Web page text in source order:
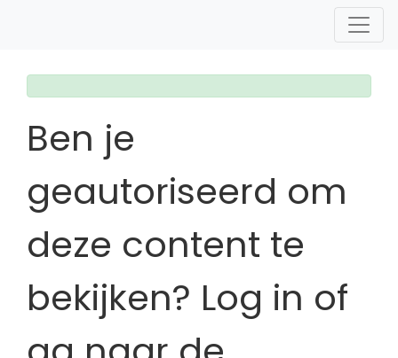
Ben je
geautoriseerd om
deze content te
bekijken? Log in of